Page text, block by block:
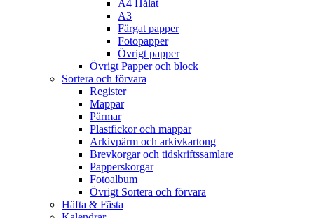
A4 Hålat
A3
Färgat papper
Fotopapper
Övrigt papper
Övrigt Papper och block
Sortera och förvara
Register
Mappar
Pärmar
Plastfickor och mappar
Arkivpärm och arkivkartong
Brevkorgar och tidskriftssamlare
Papperskorgar
Fotoalbum
Övrigt Sortera och förvara
Häfta & Fästa